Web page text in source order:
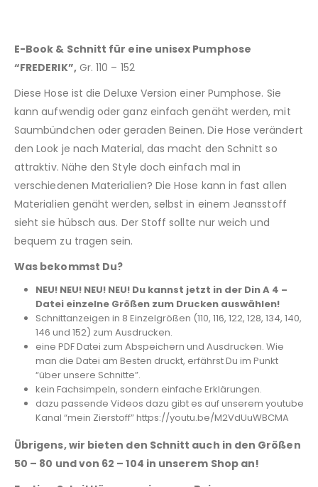
E-Book & Schnitt für eine unisex Pumphose
“FREDERIK”,Gr. 110 – 152
Diese Hose ist die Deluxe Version einer Pumphose. Sie
kann aufwendig oder ganz einfach genäht werden, mit
Saumbündchen oder geraden Beinen. Die Hose verändert
den Look je nach Material, das macht den Schnitt so
attraktiv. Nähe den Style doch einfach mal in
verschiedenen Materialien? Die Hose kann in fast allen
Materialien genäht werden, selbst in einem Jeansstoff
sieht sie hübsch aus. Der Stoff sollte nur weich und
bequem zu tragen sein.
Was bekommst Du?
NEU! NEU! NEU! NEU! Du kannst jetzt in der Din A 4 –
Datei einzelne Größen zum Drucken auswählen!
Schnittanzeigen in 8 Einzelgrößen (110, 116, 122, 128, 134, 140,
146 und 152) zum Ausdrucken.
eine PDF Datei zum Abspeichern und Ausdrucken. Wie
man die Datei am Besten druckt, erfährst Du im Punkt
“über unsere Schnitte”.
kein Fachsimpeln, sondern einfache Erklärungen.
dazu passende Videos dazu gibt es auf unserem youtube
Kanal “mein Zierstoff” https://youtu.be/M2VdUuWBCMA
Übrigens, wir bieten den Schnitt auch in den Größen
50 – 80 und von 62 – 104 in unserem Shop an!